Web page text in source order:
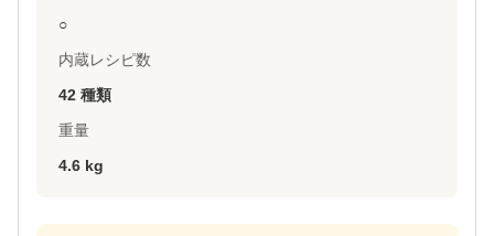
○
内蔵レシピ数
42 種類
重量
4.6 kg